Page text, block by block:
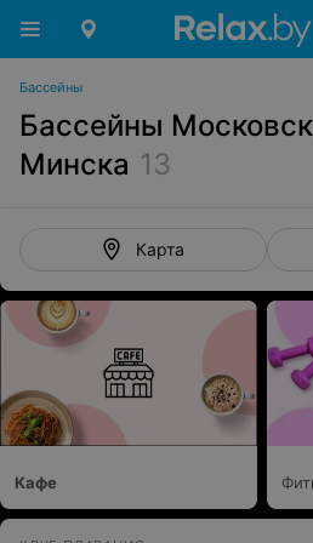
Бассейны
Бассейны
Минска 13
Карта
Кафе